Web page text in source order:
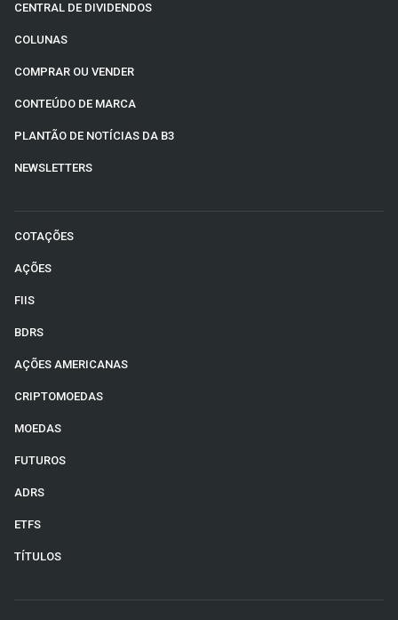
CENTRAL DE DIVIDENDOS
COLUNAS
COMPRAR OU VENDER
CONTEÚDO DE MARCA
PLANTÃO DE NOTÍCIAS DA B3
NEWSLETTERS
COTAÇÕES
AÇÕES
FIIS
BDRS
AÇÕES AMERICANAS
CRIPTOMOEDAS
MOEDAS
FUTUROS
ADRS
ETFS
TÍTULOS